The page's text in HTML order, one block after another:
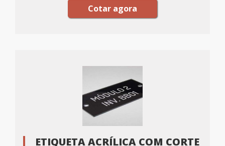
Cotar agora
ETIQUETA ACRÍLICA COM CORTE